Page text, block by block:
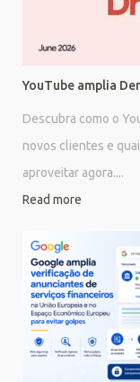
YouTube amplia
Descubra como o
novos clientes e
aproveitar agora....
Read more